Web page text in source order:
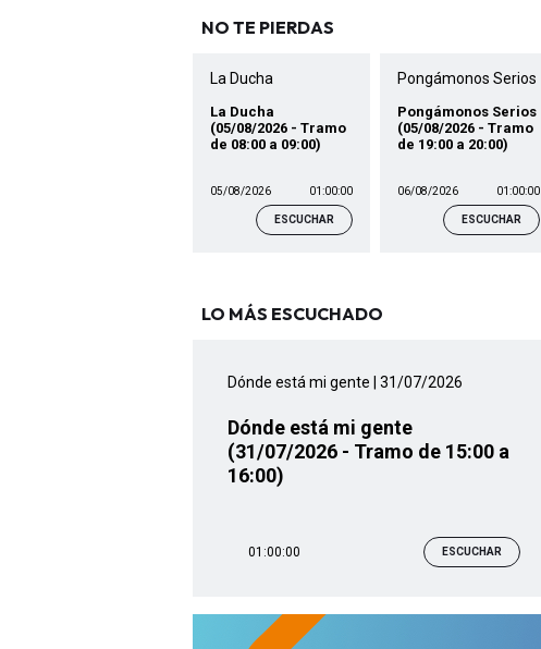
NO TE PIERDAS
La Ducha
La Ducha
(05/08/2026 - Tramo
de 08:00 a 09:00)
05/08/2026 01:00:00
ESCUCHAR
Pongámonos Serios
Pongámonos Serios
(05/08/2026 - Tramo
de 19:00 a 20:00)
06/08/2026 01:00:00
ESCUCHAR
LO MÁS ESCUCHADO
Dónde está mi gente | 31/07/2026
Dónde está mi gente
(31/07/2026 - Tramo de 15:00 a
16:00)
01:00:00 ESCUCHAR